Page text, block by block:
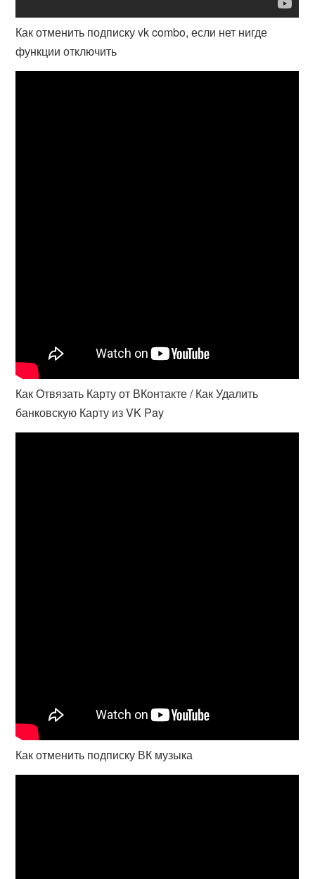
Как отменить подписку vk combo, если нет нигде
функции отключить
Как Отвязать Карту от ВКонтакте / Как Удалить
банковскую Карту из VK Pay
Как отменить подписку ВК музыка